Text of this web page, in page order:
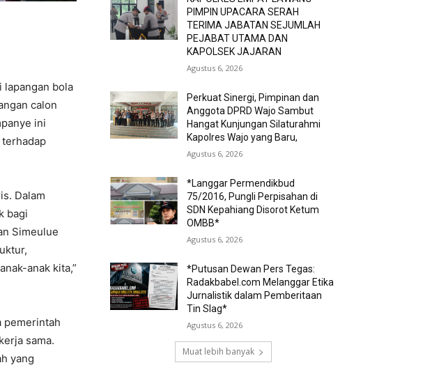
lapangan bola
calon
ini
Dalam
bagi
Simeulue
anak kita,”
pemerintah
sama.
yang
PIMPIN UPACARA SERAH
TERIMA JABATAN SEJUMLAH
PEJABAT UTAMA DAN
KAPOLSEK JAJARAN
Agustus 6, 2026
Perkuat Sinergi, Pimpinan dan
Anggota DPRD Wajo Sambut
Hangat Kunjungan Silaturahmi
Kapolres Wajo yang Baru,
Agustus 6, 2026
*Langgar Permendikbud
75/2016, Pungli Perpisahan di
SDN Kepahiang Disorot Ketum
OMBB*
Agustus 6, 2026
*Putusan Dewan Pers Tegas:
Radakbabel.com Melanggar Etika
Jurnalistik dalam Pemberitaan
Tin Slag*
Agustus 6, 2026
Muat lebih banyak